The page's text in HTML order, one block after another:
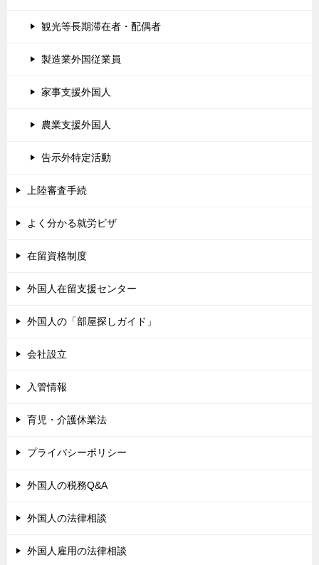
観光等長期滞在者・配偶者
製造業外国従業員
家事支援外国人
農業支援外国人
告示外特定活動
上陸審査手続
よく分かる就労ビザ
在留資格制度
外国人在留支援センター
外国人の「部屋探しガイド」
会社設立
入管情報
育児・介護休業法
プライバシーポリシー
外国人の税務Q&A
外国人の法律相談
外国人雇用の法律相談